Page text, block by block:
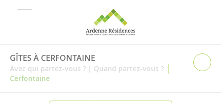
GÎTES À CERFONTAINE
Avec qui partez-vous ? | Quand partez-vous ? |
Cerfontaine